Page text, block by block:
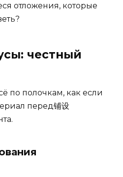
отложения, которые
честный
по полочкам, как если
перед铺设